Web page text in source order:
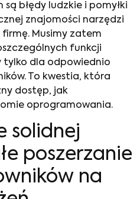
błędy ludzkie i pomyłki
znajomości narzędzi
Musimy zatem
funkcji
tylko dla odpowiednio
To kwestia, która
dostęp, jak
oprogramowania.
solidnej
poszerzanie
na